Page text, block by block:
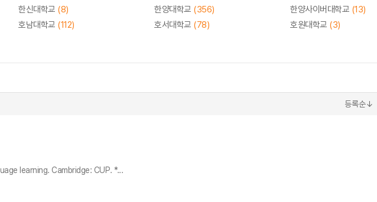
한신대학교 (8) 한양대학교 (356) 한양사이버대학교 (13)
호남대학교 (112) 호서대학교 (78) 호원대학교 (3)
등록순↓
learning. Cambridge: CUP. *...